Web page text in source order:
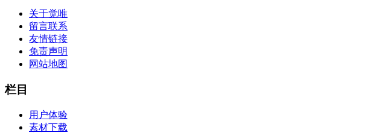
关于觉唯
留言联系
友情链接
免责声明
网站地图
栏目
用户体验
素材下载